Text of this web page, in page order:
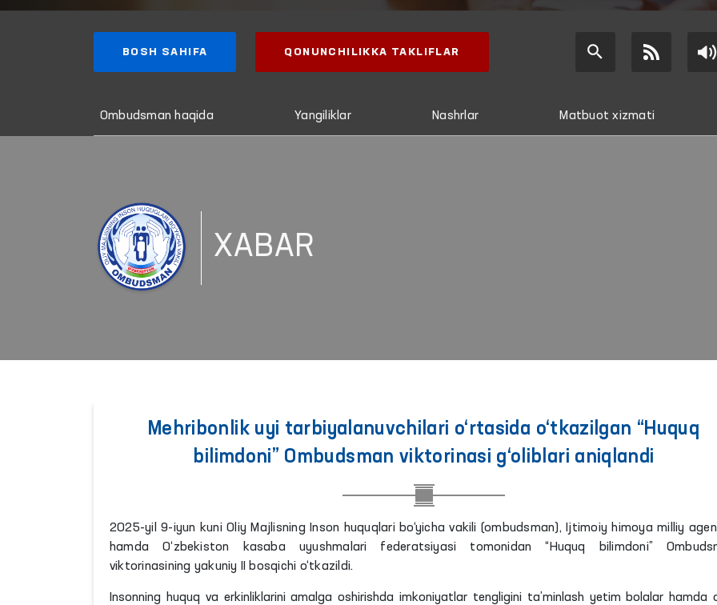
BOSH SAHIFA QONUNCHILIKKA TAKLIFLAR
Ombudsman haqida Yangiliklar Nashrlar Matbuot xizmati
XABAR
Mehribonlik uyi tarbiyalanuvchilari o‘rtasida o‘tkazilgan “Huquq
bilimdoni” Ombudsman viktorinasi g‘oliblari aniqlandi
2025-yil 9-iyun kuni Oliy Majlisning Inson huquqlari bo‘yicha vakili (ombudsman), Ijtimoiy himoya milliy
hamda O‘zbekiston kasaba uyushmalari federatsiyasi tomonidan “Huquq bilimdoni”
viktorinasining yakuniy II bosqichi o‘tkazildi.
Insonning huquq va erkinliklarini amalga oshirishda imkoniyatlar tengligini ta’minlash yetim bolalar hamda